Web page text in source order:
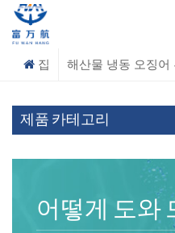
집 해산물 냉동 오징어
제품 카테고리
어떻게 도와